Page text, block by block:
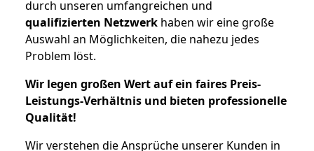
durch unseren umfangreichen und
qualifizierten Netzwerk haben wir eine große
Auswahl an Möglichkeiten, die nahezu jedes
Problem löst.
Wir legen großen Wert auf ein faires Preis-
Leistungs-Verhältnis und bieten professionelle
Qualität!
Wir verstehen die Ansprüche unserer Kunden in